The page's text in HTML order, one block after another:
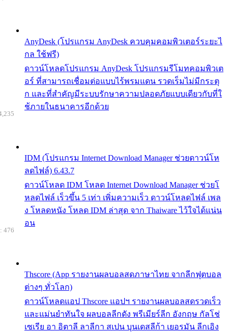
AnyDesk (โปรแกรม AnyDesk ควบคุมคอมพิวเตอร์ระยะไ
กล ใช้ฟรี)
ดาวน์โหลดโปรแกรม AnyDesk โปรแกรมรีโมทคอมพิวเต
อร์ ที่สามารถเชื่อมต่อแบบไร้พรมแดน รวดเร็มไม่มีกระตุ
ก และที่สำคัญมีระบบรักษาความปลอดภัยแบบเดียวกับที่ใ
ช้ภายในธนาคารอีกด้วย
IDM (โปรแกรม Internet Download Manager ช่วยดาวน์โห
ลดไฟล์) 6.43.7
ดาวน์โหลด IDM โหลด Internet Download Manager ช่วยโ
หลดไฟล์ เร็วขึ้น 5 เท่า เพิ่มความเร็ว ดาวน์โหลดไฟล์ เพล
ง โหลดหนัง โหลด IDM ล่าสุด จาก Thaiware ไว้ใจได้แน่น
อน
Thscore (App รายงานผลบอลสดภาษาไทย จากลีกฟุตบอล
ต่างๆ ทั่วโลก)
ดาวน์โหลดแอป Thscore แอปฯ รายงานผลบอลสดรวดเร็ว
และแม่นยำทันใจ ผลบอลลีกดัง พรีเมียร์ลีก อังกฤษ กัลโช่
เซเรีย อา อิตาลี ลาลีกา สเปน บุนเดสลีก้า เยอรมัน ลีกเอิง
476